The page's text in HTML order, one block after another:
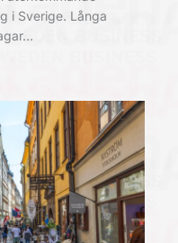
i Sverige. Långa